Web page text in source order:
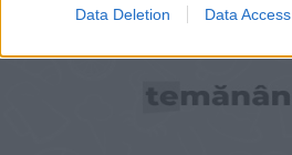
Data Deletion Data Access